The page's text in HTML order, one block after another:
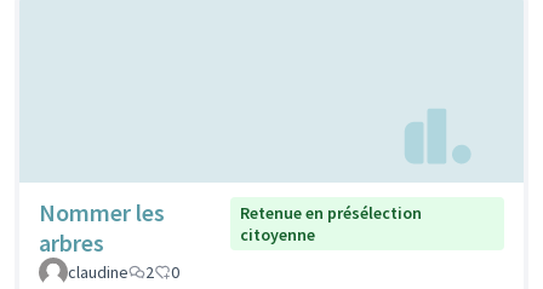
Nommer les
arbres
Retenue en présélection
citoyenne
claudine
2 0